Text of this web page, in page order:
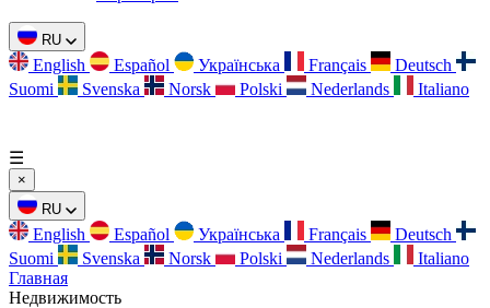
RU
English Español Українська Français
Deutsch
Suomi
Svenska Norsk Polski Nederlands Italiano
☰
×
RU
English Español Українська Français
Deutsch
Suomi
Svenska Norsk Polski Nederlands
Italiano
Главная
Недвижимость